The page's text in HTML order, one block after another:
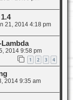
21, 2014 4:18 pm
2014 9:58 pm
1 2 3 4
2014 9:35 am